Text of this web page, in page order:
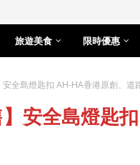
旅遊美食 限時優惠
安全島燈匙扣 AH-HA香港原創、道
】安全島燈匙